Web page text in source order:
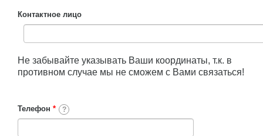
Контактное лицо
Не забывайте указывать Ваши координаты, т.к. в
противном случае мы не сможем с Вами связаться!
Телефон * ?